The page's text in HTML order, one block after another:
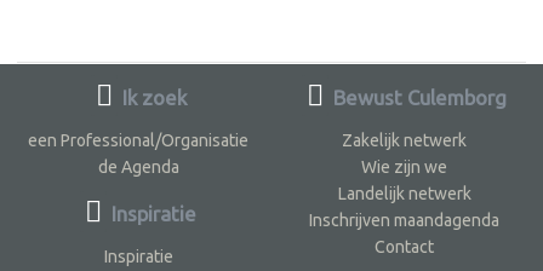
Ik zoek
een Professional/Organisatie
de Agenda
Inspiratie
Inspiratie
Bewust Culemborg
Zakelijk netwerk
Wie zijn we
Landelijk netwerk
Inschrijven maandagenda
Contact